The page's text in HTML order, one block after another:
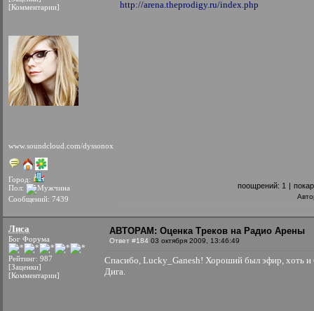
[Комментарии]
www.soundcloud.com/dyssonox
Город:
Пол:
Сообщений: 7439
http://arena.theprodigy.ru/index.php
поощрений: 1 |
Лиса
Бог Форума
Рейтинг: 987
[Заценки]
[Комментарии]
АВТОРАМ: Оценка Треков на Радио Арены
Ответ #184 03 октября 2009, 13:46:49
Спасибо, Lucky_Ganesh! Хороший был эфир, хоть и
Дига.